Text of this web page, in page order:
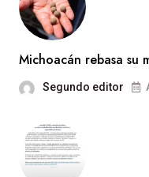
Michoacán rebasa su
Segundo editor